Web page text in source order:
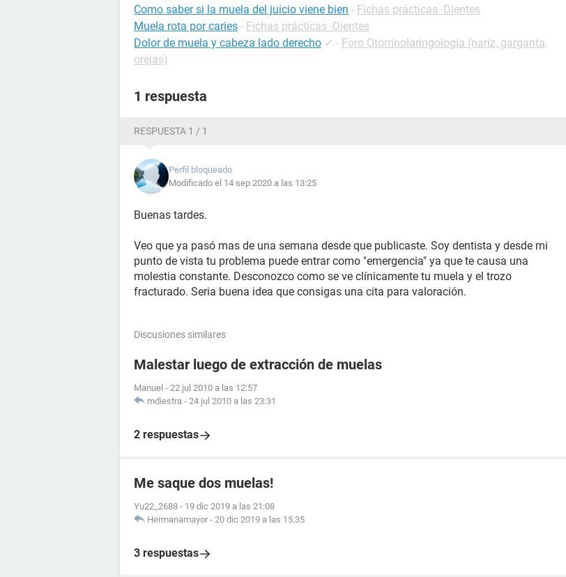
Como saber si la muela del juicio viene bien - Fichas prácticas -Dientes
Muela rota por caries - Fichas prácticas -Dientes
Dolor de muela y cabeza lado derecho ✓ - Foro Otorrinolaringología (nariz, garganta,
orejas)
1 respuesta
RESPUESTA 1 / 1
Perfil bloqueado
Modificado el 14 sep 2020 a las 13:25
Buenas tardes.
Veo que ya pasó mas de una semana desde que publicaste. Soy dentista y desde mi
punto de vista tu problema puede entrar como "emergencia" ya que te causa una
molestia constante. Desconozco como se ve clínicamente tu muela y el trozo
fracturado. Seria buena idea que consigas una cita para valoración.
Discusiones similares
Malestar luego de extracción de muelas
Manuel - 22 jul 2010 a las 12:57
mdiestra - 24 jul 2010 a las 23:31
2 respuestas
Me saque dos muelas!
Yu22_2688 - 19 dic 2019 a las 21:08
Hermanamayor - 20 dic 2019 a las 15:35
3 respuestas